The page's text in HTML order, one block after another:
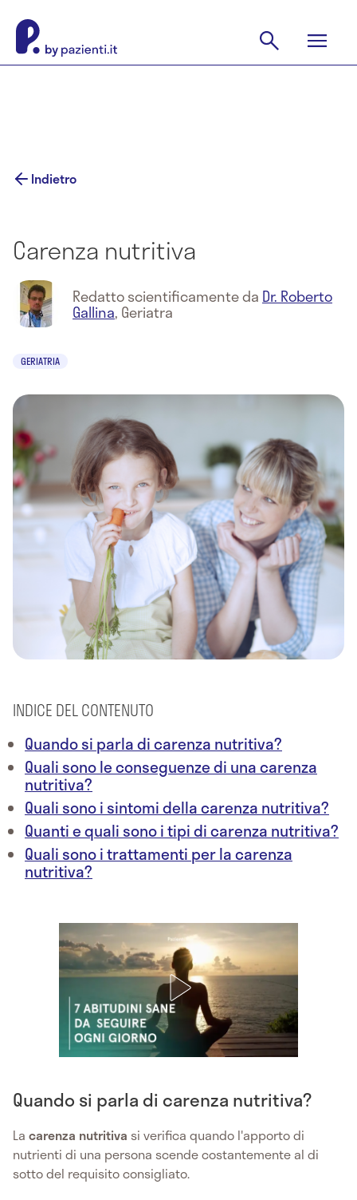
Indietro
Carenza nutritiva
Redatto scientificamente da Dr. Roberto
Gallina, Geriatra
GERIATRIA
INDICE DEL CONTENUTO
Quando si parla di carenza nutritiva?
Quali sono le conseguenze di una carenza
nutritiva?
Quali sono i sintomi della carenza nutritiva?
Quanti e quali sono i tipi di carenza nutritiva?
Quali sono i trattamenti per la carenza
nutritiva?
Quando si parla di carenza nutritiva?
La carenza nutritiva si verifica quando l'apporto di
nutrienti di una persona scende costantemente al di
sotto del requisito consigliato.